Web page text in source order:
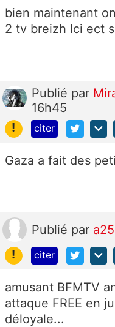
bien maintenant
2 tv breizh lci ect
Publié par
16h45
!
citer
Gaza a fait des
Publié par a25
!
citer
amusant BFMTV
attaque FREE en
déloyale...